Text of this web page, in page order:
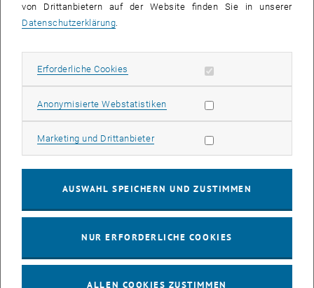
EMBA Online Info Session mit Dekan Prof. Dr. Wolfgang
INFORMATIONSVERANSTALTUNG Online, via Zoom
Info Session Learning Journey Turin
03
INFORMATIONSVERANSTALTUNG Online, Via Zoom
von Drittanbietern auf der Website finden Sie in unserer
Datenschutzerklärung
Erforderliche Cookies Erforderliche Cookies zulassen
Anonymisierte WebstatistikenStatistik Cookies zulassen
Marketing und DrittanbieterMarketing Cookies zulassen
AUSWAHL SPEICHERN UND ZUSTIMMEN
NUR ERFORDERLICHE COOKIES
ALLEN COOKIES ZUSTIMMEN